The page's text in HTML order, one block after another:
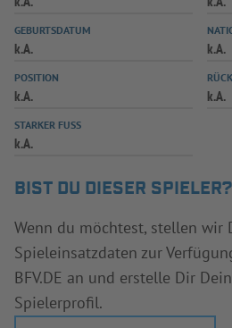
GEBURTSDATUM
k.A. k.A.
POSITION
k.A. k.A.
STARKER FUSS
k.A.
BIST DU DIESER SPIELER?
Wenn du möchtest, stellen wir
Spieleinsatzdaten zur
BFV.DE an und erstelle Dir
Spielerprofil.